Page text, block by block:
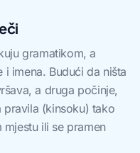
gramatikom, a
imena. Budući da ništa
a druga počinje,
pravila (kinsoku) tako
ili se pramen